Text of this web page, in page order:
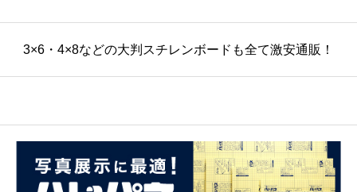
3×6・4×8などの大判スチレンボードも全て激安通販！